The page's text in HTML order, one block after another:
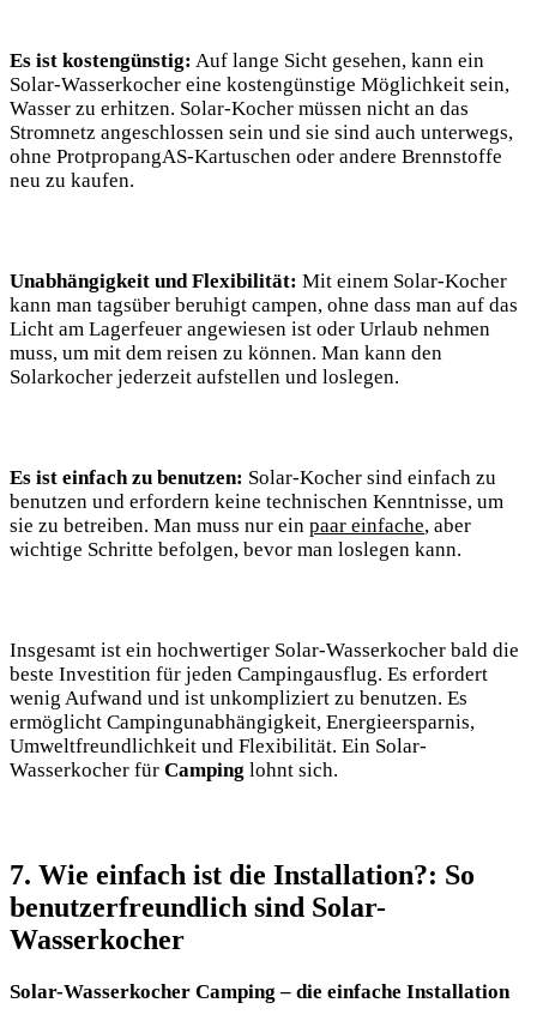
Es ist kostengünstig: Auf lange Sicht gesehen, kann ein
Solar-Wasserkocher eine kostengünstige Möglichkeit sein,
Wasser zu erhitzen. Solar-Kocher müssen nicht an das⁤
Stromnetz angeschlossen sein und⁣ sie sind⁤ auch unterwegs,
ohne ProtpropangAS-Kartuschen oder andere Brennstoffe
neu zu⁢ kaufen.
Unabhängigkeit und Flexibilität: Mit einem Solar-Kocher
kann‌ man tagsüber beruhigt campen, ohne dass‍ man auf das
Licht am Lagerfeuer angewiesen ist oder Urlaub nehmen
muss, um ‍mit dem reisen zu können. Man kann den
Solarkocher jederzeit aufstellen und loslegen.
Es ist einfach zu benutzen: ⁤Solar-Kocher sind einfach zu​
benutzen und⁢ erfordern​ keine technischen Kenntnisse, um
sie zu betreiben. Man muss nur ein paar einfache, aber
wichtige Schritte befolgen, bevor man loslegen kann.
Insgesamt ist‍ ein hochwertiger Solar-Wasserkocher bald die
beste Investition für jeden Campingausflug. Es ⁣erfordert
wenig Aufwand und ist unkompliziert zu benutzen.‌ Es
ermöglicht ⁢Campingunabhängigkeit, Energieersparnis,⁢
Umweltfreundlichkeit und Flexibilität. Ein‍ Solar-
Wasserkocher für Camping lohnt sich.
7. Wie einfach ist die ⁢Installation?: So
benutzerfreundlich sind Solar-
Wasserkocher
Solar-Wasserkocher Camping ‌– die‍ einfache Installation